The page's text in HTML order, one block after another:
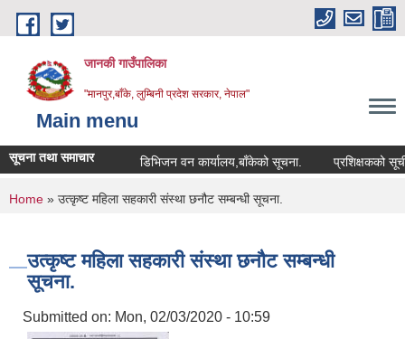
Skip to main content
जानकी गाउँपालिका
"मानपुर,बाँके, लुम्बिनी प्रदेश सरकार, नेपाल"
Main menu
सूचना तथा समाचार डिभिजन वन कार्यालय,बाँकेको सूचना. प्रशिक्षकको सूची
You are here
Home » उत्कृष्ट महिला सहकारी संस्था छनौट सम्बन्धी सूचना.
उत्कृष्ट महिला सहकारी संस्था छनौट सम्बन्धी
सूचना.
Submitted on: Mon, 02/03/2020 - 10:59